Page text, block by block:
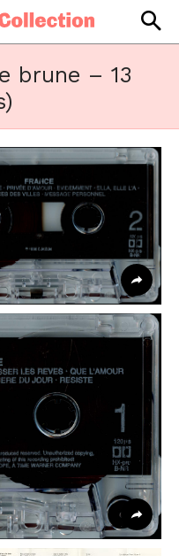
brune – 13